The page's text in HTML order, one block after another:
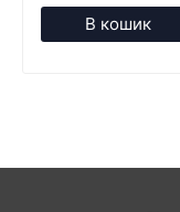
В кошик